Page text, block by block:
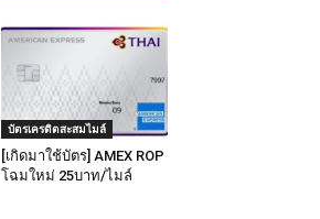
บัตรเครดิตสะสมไมล์
[เกิดมาใช้บัตร] AMEX ROP
โฉมใหม่ 25บาท/ไมล์